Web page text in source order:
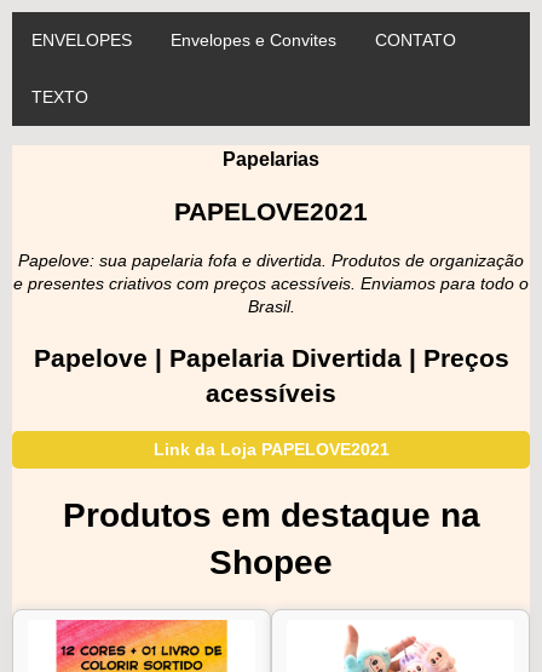
ENVELOPES Envelopes e Convites CONTATO
TEXTO
Papelarias
PAPELOVE2021
Papelove: sua papelaria fofa e divertida. Produtos de organização
e presentes criativos com preços acessíveis. Enviamos para todo o
Brasil.
Papelove | Papelaria Divertida | Preços
acessíveis
Link da Loja PAPELOVE2021
Produtos em destaque na
Shopee